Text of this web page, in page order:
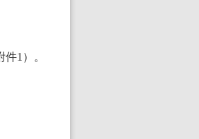
件1 ） 。